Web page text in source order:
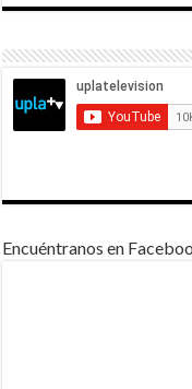
Encuéntranos en